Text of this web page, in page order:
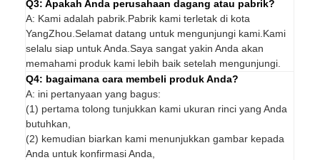
Q3: Apakah Anda perusahaan dagang atau pabrik?
A: Kami adalah pabrik.Pabrik kami terletak di kota
YangZhou.Selamat datang untuk mengunjungi kami.Kami
selalu siap untuk Anda.Saya sangat yakin Anda akan
memahami produk kami lebih baik setelah mengunjungi.
Q4: bagaimana cara membeli produk Anda?
A: ini pertanyaan yang bagus:
(1) pertama tolong tunjukkan kami ukuran rinci yang Anda
butuhkan,
(2) kemudian biarkan kami menunjukkan gambar kepada
Anda untuk konfirmasi Anda,